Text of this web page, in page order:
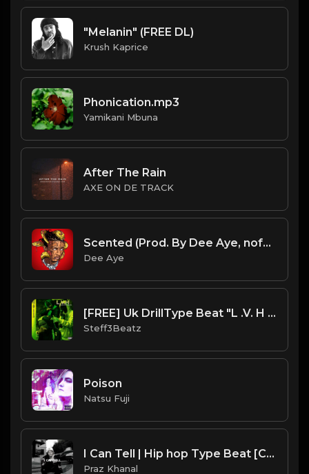
"Melanin" (FREE DL)
Krush Kaprice
Phonication.mp3
Yamikani Mbuna
After The Rain
AXE ON DE TRACK
Scented (Prod. By Dee Aye, nofuk & Zemco)
Dee Aye
[FREE] Uk DrillType Beat "L .V. H " NY Drill Instrument. Russ Millions x Buni ProdBysteff3Beatz
Steff3Beatz
Poison
Natsu Fuji
I Can Tell | Hip hop Type Beat [Copyright Free Music]
Praz Khanal